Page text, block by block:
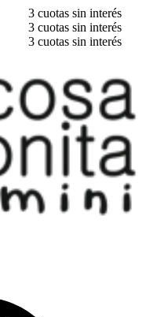
3 cuotas sin interés
3 cuotas sin interés
3 cuotas sin interés